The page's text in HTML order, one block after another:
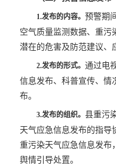
1.发布的内容。预警期
空气质量监测数据、重污
潜在的危害及防范建议、
2.发布的形式。通过电
信息发布、科普宣传、情
布。
3.发布的组织。县重污
天气应急信息发布的指导
重污染天气应急信息发布
舆情引导处置。